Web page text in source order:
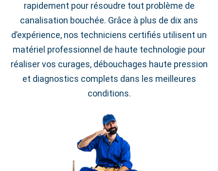
rapidement pour résoudre tout problème de
canalisation bouchée. Grâce à plus de dix ans
d’expérience, nos techniciens certifiés utilisent un
matériel professionnel de haute technologie pour
réaliser vos curages, débouchages haute pression
et diagnostics complets dans les meilleures
conditions.